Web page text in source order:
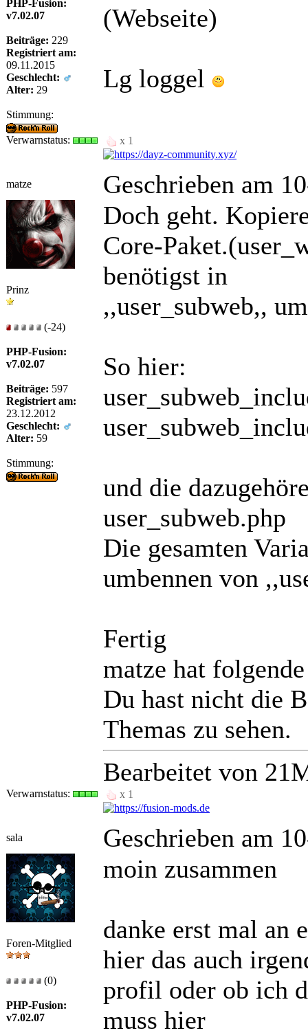
PHP-Fusion:
v7.02.07
Beiträge: 229
Registriert am:
09.11.2015
Geschlecht:
Alter: 29
Stimmung:
(Webseite)
Lg loggel
Verwarnstatus: x 1
matze Geschrieben am
Prinz
(-24)
PHP-Fusion:
v7.02.07
Beiträge: 597
Registriert am:
23.12.2012
Geschlecht:
Alter: 59
Stimmung:
Doch geht.
Core-
benötigst in
,,user_subweb,,
So hier:
und die
user_subweb.php
Die gesamten
umbennen von
Fertig
matze hat
Du hast nicht die
Themas zu sehen.
Bearbeitet von
Verwarnstatus: x 1
sala Geschrieben am
Foren-Mitglied
(0)
PHP-Fusion:
v7.02.07
moin zusammen
danke erst mal an
hier das auch
profil oder ob ich
muss hier